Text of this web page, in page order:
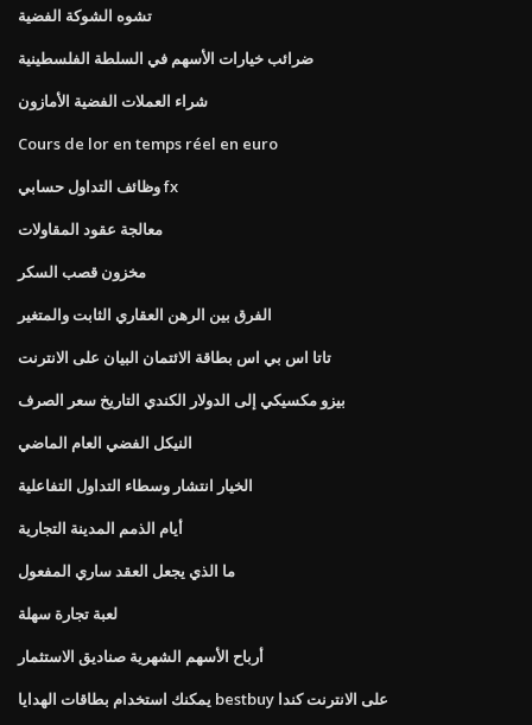
تشوه الشوكة الفضية
ضرائب خيارات الأسهم في السلطة الفلسطينية
شراء العملات الفضية الأمازون
Cours de lor en temps réel en euro
وظائف التداول حسابي fx
معالجة عقود المقاولات
مخزون قصب السكر
الفرق بين الرهن العقاري الثابت والمتغير
تاتا اس بي اس بطاقة الائتمان البيان على الانترنت
بيزو مكسيكي إلى الدولار الكندي التاريخ سعر الصرف
النيكل الفضي العام الماضي
الخيار انتشار وسطاء التداول التفاعلية
أيام الذمم المدينة التجارية
ما الذي يجعل العقد ساري المفعول
لعبة تجارة سهلة
أرباح الأسهم الشهرية صناديق الاستثمار
يمكنك استخدام بطاقات الهدايا bestbuy على الانترنت كندا